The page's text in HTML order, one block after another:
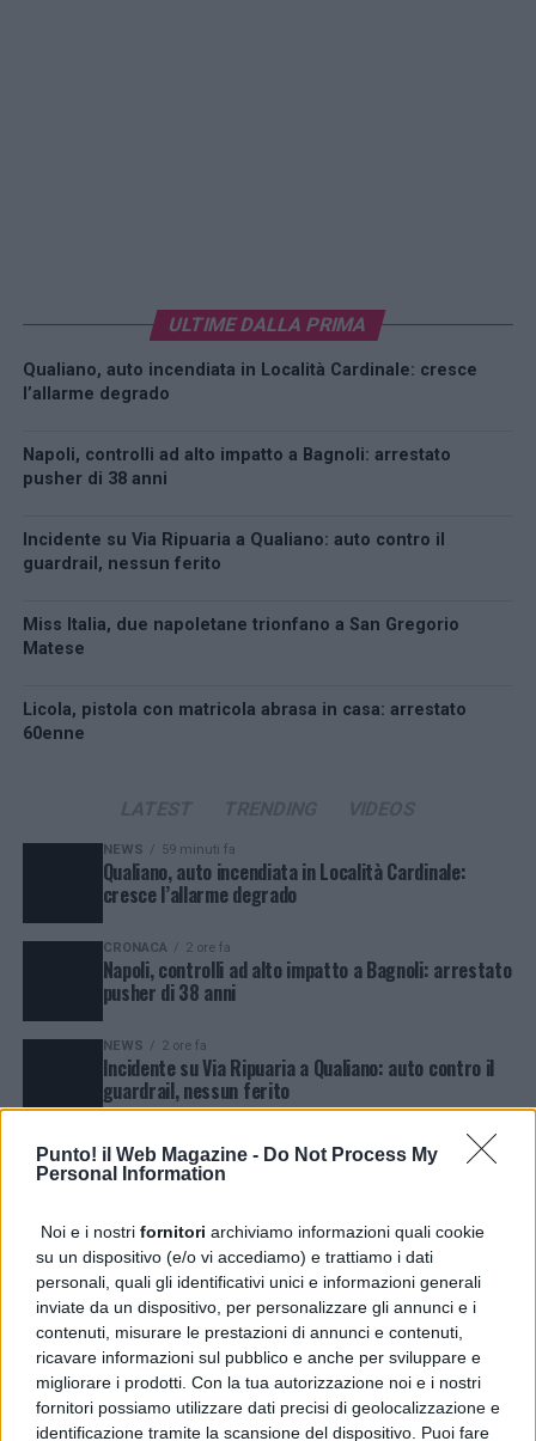
Punto! il Web Magazine - Do Not Process My
Personal Information
Noi e i nostri fornitori archiviamo informazioni quali cookie
su un dispositivo (e/o vi accediamo) e trattiamo i dati
personali, quali gli identificativi unici e informazioni generali
inviate da un dispositivo, per personalizzare gli annunci e i
contenuti, misurare le prestazioni di annunci e contenuti,
ricavare informazioni sul pubblico e anche per sviluppare e
migliorare i prodotti. Con la tua autorizzazione noi e i nostri
fornitori possiamo utilizzare dati precisi di geolocalizzazione e
identificazione tramite la scansione del dispositivo. Puoi fare
ULTIME DALLA PRIMA
Qualiano, auto incendiata in Località Cardinale: cresce
l’allarme degrado
Napoli, controlli ad alto impatto a Bagnoli: arrestato
pusher di 38 anni
Incidente su Via Ripuaria a Qualiano: auto contro il
guardrail, nessun ferito
Miss Italia, due napoletane trionfano a San Gregorio
Matese
Licola, pistola con matricola abrasa in casa: arrestato
60enne
NEWS 59 minuti fa
Qualiano, auto incendiata in Località Cardinale:
cresce l’allarme degrado
CRONACA 2 ore fa
Napoli, controlli ad alto impatto a Bagnoli: arrestato
pusher di 38 anni
NEWS 2 ore fa
Incidente su Via Ripuaria a Qualiano: auto contro il
guardrail, nessun ferito
ENTERTAINMENT 3 ore fa
Miss Italia, due napoletane trionfano a San Gregorio
Matese
NEWS 3 ore fa
Licola, pistola con matricola abrasa in casa:
arrestato 60enne
2 giorni fa
Guasto all’Acquedotto Campano, stop all’acqua tra
Qualiano e Villaricca